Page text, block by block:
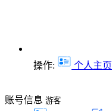
操作: 个人主页
账号信息 游客